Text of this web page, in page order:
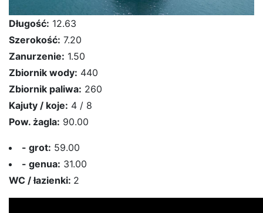
Długość: 12.63
Szerokość: 7.20
Zanurzenie: 1.50
Zbiornik wody: 440
Zbiornik paliwa: 260
Kajuty / koje: 4 / 8
Pow. żagla: 90.00
- grot: 59.00
- genua: 31.00
WC / łazienki: 2